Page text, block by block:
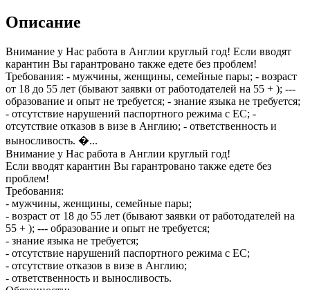
Описание
Внимание у Нас работа в Англии круглый год! Если вводят
карантин Вы гарантровано также едете без проблем!
Требования: - мужчины, женщины, семейные пары; - возраст
от 18 до 55 лет (бывают заявки от работодателей на 55 + ); ---
образование и опыт не требуется; - знание языка не требуется;
- отсутствие нарушений паспортного режима с ЕС; -
отсутствие отказов в визе в Англию; - ответственность и
выносливость. �...
Внимание у Нас работа в Англии круглый год!
Если вводят карантин Вы гарантровано также едете без
проблем!
Требования:
- мужчины, женщины, семейные пары;
- возраст от 18 до 55 лет (бывают заявки от работодателей на
55 + ); --- образование и опыт не требуется;
- знание языка не требуется;
- отсутствие нарушений паспортного режима с ЕС;
- отсутствие отказов в визе в Англию;
- ответственность и выносливость.